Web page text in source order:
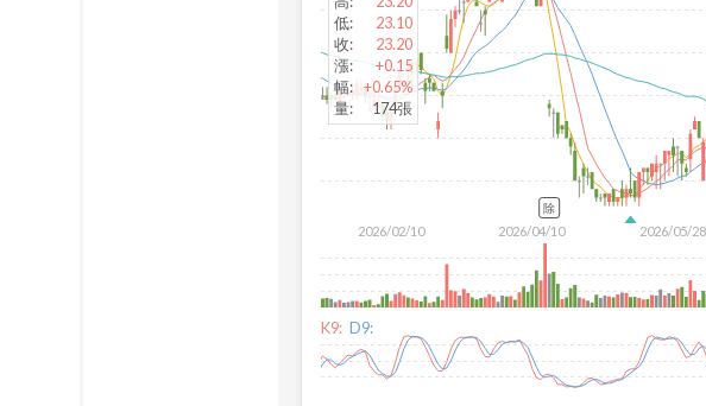
2026/02/10 2026/04/10 2026/05/28
低:
23.10
收:
23.20
漲:
+0.15
幅: +0.65%
量: 174張
除
K9: D9: